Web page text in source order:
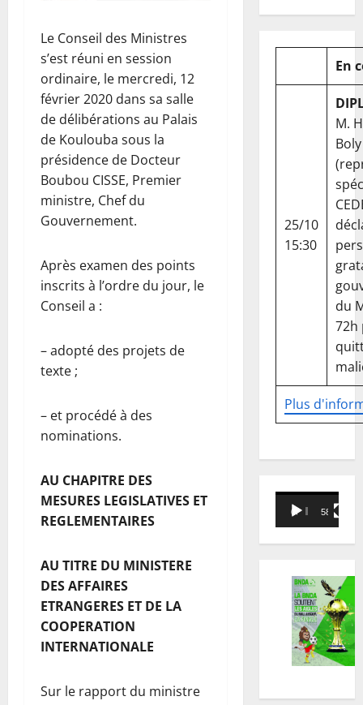
Le Conseil des Ministres
s’est réuni en session
ordinaire, le mercredi, 12
février 2020 dans sa salle
de délibérations au Palais
de Koulouba sous la
présidence de Docteur
Boubou CISSE, Premier
ministre, Chef du
Gouvernement.
Après examen des points
inscrits à l’ordre du jour, le
Conseil a :
– adopté des projets de
texte ;
– et procédé à des
nominations.
AU CHAPITRE DES
MESURES LEGISLATIVES ET
REGLEMENTAIRES
AU TITRE DU MINISTERE
DES AFFAIRES
ETRANGERES ET DE LA
COOPERATION
INTERNATIONALE
Sur le rapport du ministre
En
Plus
25/10
15:30
M.
Boly
du
72h
Lecteur
vidéo
00:00 58:18